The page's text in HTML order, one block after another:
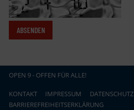
OPEN.9 - OFFEN FÜR ALLE!
KONTAKT IMPRESSUM
DATENSCHUTZ
BARRIEREFREIHEITSERKLÄRUNG